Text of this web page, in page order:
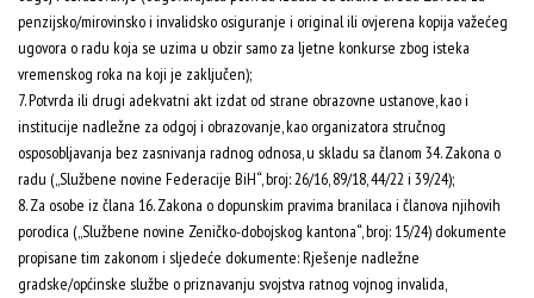
penzijsko/mirovinsko i invalidsko osiguranje i original ili ovjerena kopija važećeg
ugovora o radu koja se uzima u obzir samo za ljetne konkurse zbog isteka
vremenskog roka na koji je zaključen);
7. Potvrda ili drugi adekvatni akt izdat od strane obrazovne ustanove, kao i
institucije nadležne za odgoj i obrazovanje, kao organizatora stručnog
osposobljavanja bez zasnivanja radnog odnosa, u skladu sa članom 34. Zakona o
radu („Službene novine Federacije BiH“, broj: 26/16, 89/18, 44/22 i 39/24);
8. Za osobe iz člana 16. Zakona o dopunskim pravima branilaca i članova njihovih
porodica („Službene novine Zeničko-dobojskog kantona“, broj: 15/24) dokumente
propisane tim zakonom i sljedeće dokumente: Rješenje nadležne
gradske/općinske službe o priznavanju svojstva ratnog vojnog invalida,